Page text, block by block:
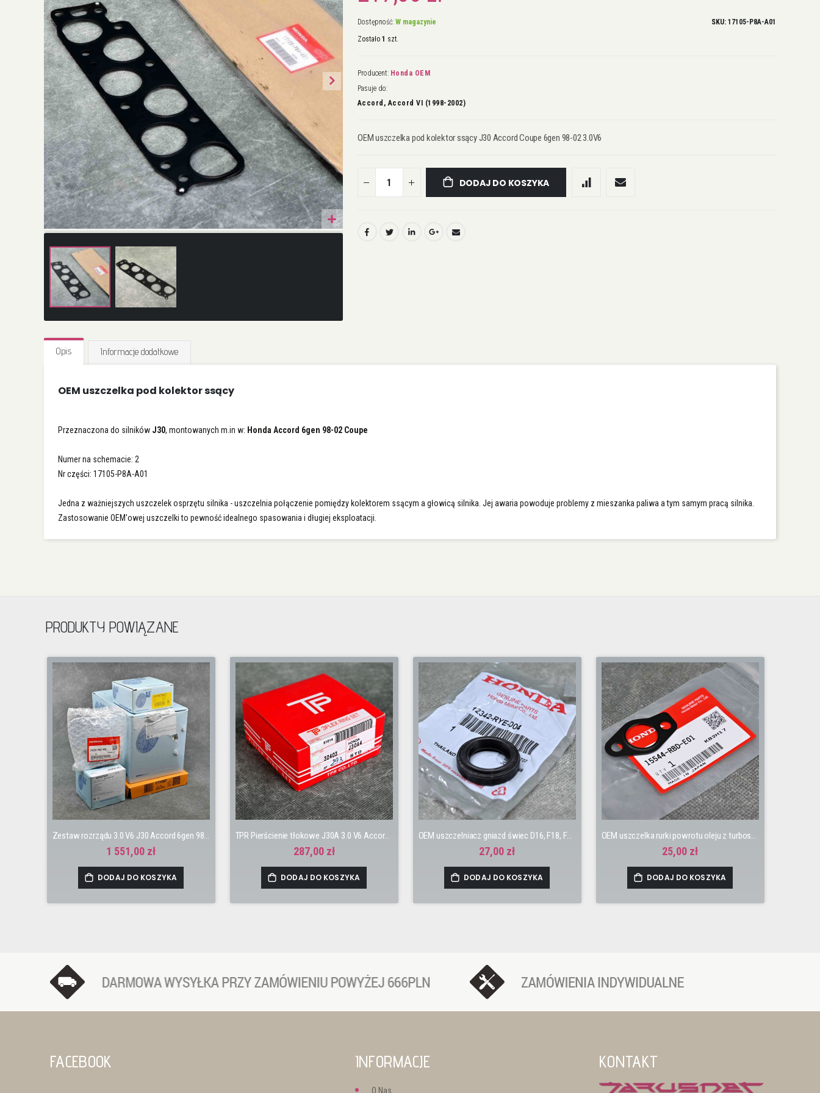
na
początek
Dostępność: W magazynie
Zostało 1 szt.
SKU 17105-P8A-A01
Producent: Honda OEM
Pasuje do:
Accord, Accord VI (1998-2002)
OEM uszczelka pod kolektor ssący J30 Accord Coupe 6gen 98-02 3.0V6
DODAJ DO KOSZYKA
Opis
OEM uszczelka pod kolektor ssący
Przeznaczona do silników J30, montowanych m.in w: Honda Accord 6gen 98-02 Coupe
Numer na schemacie: 2
Nr części: 17105-P8A-A01
Jedna z ważniejszych uszczelek osprzętu silnika - uszczelnia połączenie pomiędzy kolektorem ssącym a głowicą silnika. Jej awaria powoduje problemy z mieszanka paliwa a tym samym pracą silnika.
Zastosowanie OEM'owej uszczelki to pewność idealnego spasowania i długiej eksploatacji.
Informacje dodatkowe
PRODUKTY POWIĄZANE
Zestaw rozrządu 3.0 V6 J30 Accord 6gen 98-02
1 551,00 zł
DODAJ DO KOSZYKA
TPR Pierścienie tłokowe J30A 3.0 V6 Accord 6gen 98-02
287,00 zł
DODAJ DO KOSZYKA
OEM uszczelniacz gniazd świec D16, F18, F20, F22, F23, J30, J35, J37
27,00 zł
DODAJ DO KOSZYKA
OEM uszczelka rurki powrotu oleju z turbosprężarki N22 Accord, Civic, CR-V, FR-V
25,00 zł
DODAJ DO KOSZYKA
FACEBOOK INFORMACJE
O Nas
KONTAKT